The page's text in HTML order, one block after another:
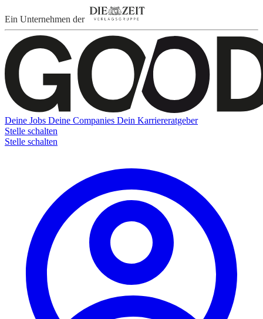
Ein Unternehmen der
Deine Jobs Deine Companies Dein Karriereratgeber
Stelle schalten
Stelle schalten